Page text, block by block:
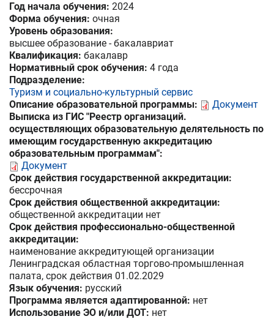
Год начала обучения: 2024
Форма обучения: очная
Уровень образования:
высшее образование - бакалавриат
Квалификация: бакалавр
Нормативный срок обучения: 4 года
Подразделение:
Туризм и социально-культурный сервис
Описание образовательной программы:
Документ
Выписка из ГИС "Реестр организаций.
осуществляющих образовательную делятельность по
имеющим государственную аккредитацию
образовательным программам":
Документ
Срок действия государственной аккредитации:
бессрочная
Срок действия общественной аккредитации:
общественной аккредитации нет
Срок действия профессионально-общественной
аккредитации:
наименование аккредитующей организации
Ленинградская областная торгово-промышленная
палата, срок действия 01.02.2029
Язык обучения: русский
Программа является адаптированной: нет
Использование ЭО и/или ДОТ: нет